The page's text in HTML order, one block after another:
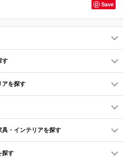
Save
す
アを探す
・インテリアを探す
探す